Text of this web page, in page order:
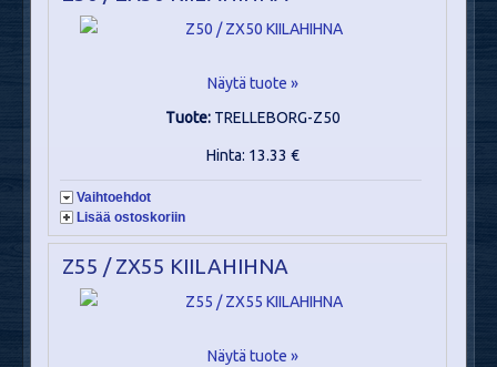
Näytä tuote »
Tuote: TRELLEBORG-Z50
Hinta: 13.33 €
Vaihtoehdot
Lisää ostoskoriin
Z55 / ZX55 KIILAHIHNA
Näytä tuote »